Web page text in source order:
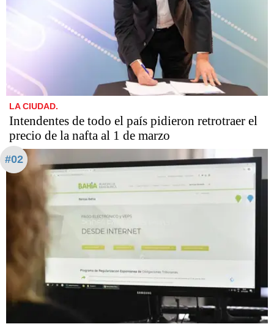
LA CIUDAD.
Intendentes de todo el país pidieron retrotraer el
precio de la nafta al 1 de marzo
#02